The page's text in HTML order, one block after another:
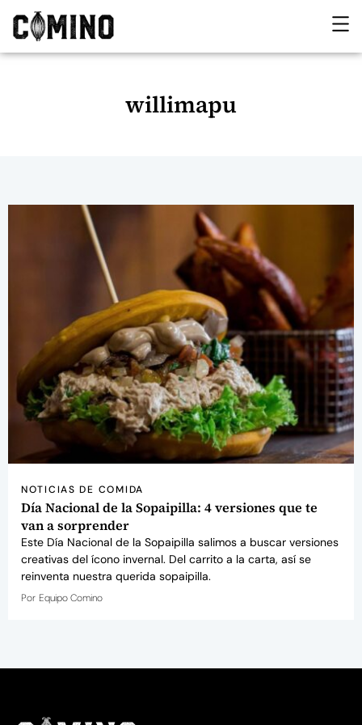
willimapu
NOTICIAS DE COMIDA
Día Nacional de la Sopaipilla: 4 versiones que te
van a sorprender
Este Día Nacional de la Sopaipilla salimos a buscar versiones
creativas del ícono invernal. Del carrito a la carta, así se
reinventa nuestra querida sopaipilla.
Por Equipo Comino